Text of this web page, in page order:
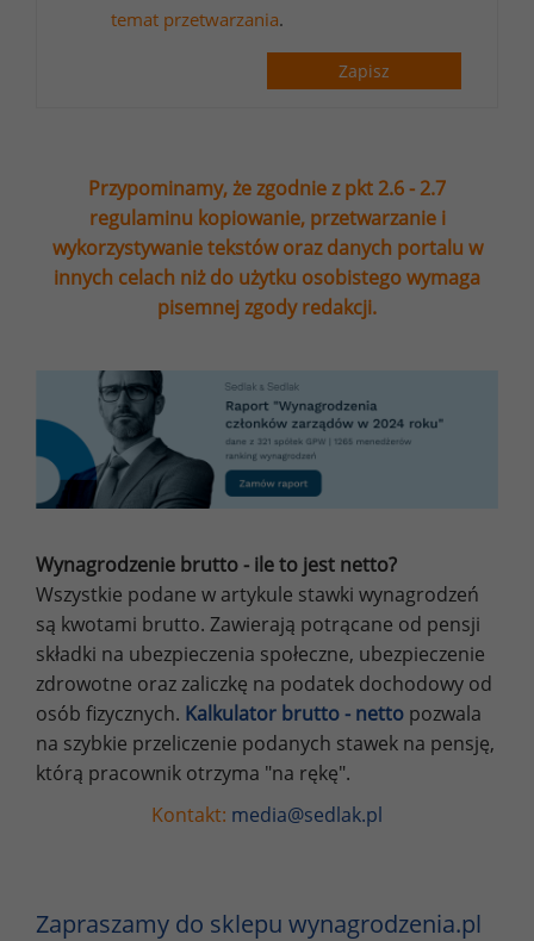
temat przetwarzania.
Zapisz
Przypominamy, że zgodnie z pkt 2.6 - 2.7
regulaminu kopiowanie, przetwarzanie i
wykorzystywanie tekstów oraz danych portalu w
innych celach niż do użytku osobistego wymaga
pisemnej zgody redakcji.
Wynagrodzenie brutto - ile to jest netto?
Wszystkie podane w artykule stawki wynagrodzeń
są kwotami brutto. Zawierają potrącane od pensji
składki na ubezpieczenia społeczne, ubezpieczenie
zdrowotne oraz zaliczkę na podatek dochodowy od
osób fizycznych. Kalkulator brutto - netto pozwala
na szybkie przeliczenie podanych stawek na pensję,
którą pracownik otrzyma "na rękę".
Kontakt: media@sedlak.pl
Zapraszamy do sklepu wynagrodzenia.pl